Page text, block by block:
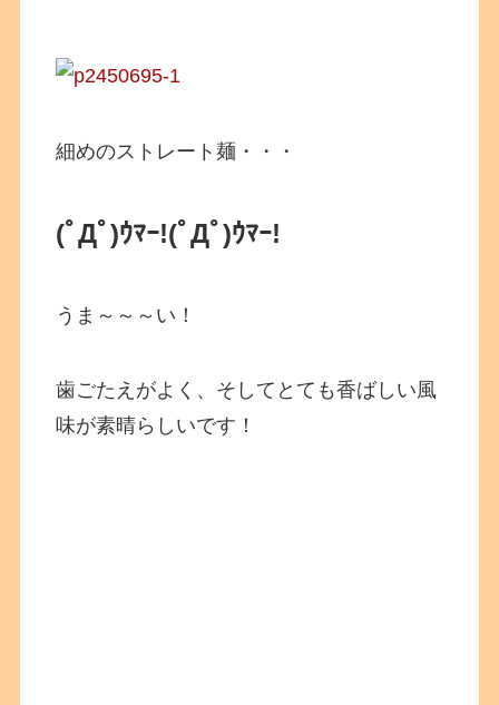
細めのストレート麺・・・
(ﾟДﾟ)ｳﾏｰ!(ﾟДﾟ)ｳﾏｰ!
うま～～～い！
歯ごたえがよく、そしてとても香ばしい風
味が素晴らしいです！